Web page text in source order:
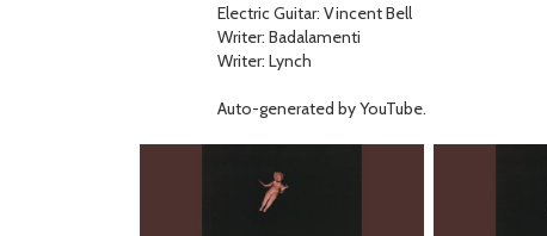
Electric Guitar: Vincent Bell
Writer: Badalamenti
Writer: Lynch
Auto-generated by YouTube.